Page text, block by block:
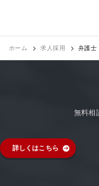
ホーム 求人採用 弁護士
無料相
詳しくはこちら